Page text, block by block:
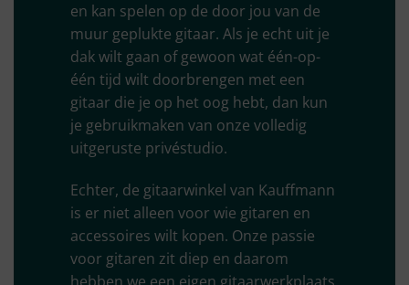
en kan spelen op de door jou van de
muur geplukte gitaar. Als je echt uit je
dak wilt gaan of gewoon wat één-op-
één tijd wilt doorbrengen met een
gitaar die je op het oog hebt, dan kun
je gebruikmaken van onze volledig
uitgeruste privéstudio.
Echter, de gitaarwinkel van Kauffmann
is er niet alleen voor wie gitaren en
accessoires wilt kopen. Onze passie
voor gitaren zit diep en daarom